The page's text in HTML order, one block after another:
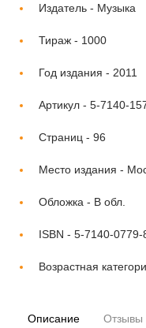
Издатель - Музыка
Тираж - 1000
Год издания - 2011
Артикул - 5-7140-
Страниц - 96
Место издания -
Обложка - В обл.
ISBN - 5-7140-0779-
Возрастная
Описание Отзывы